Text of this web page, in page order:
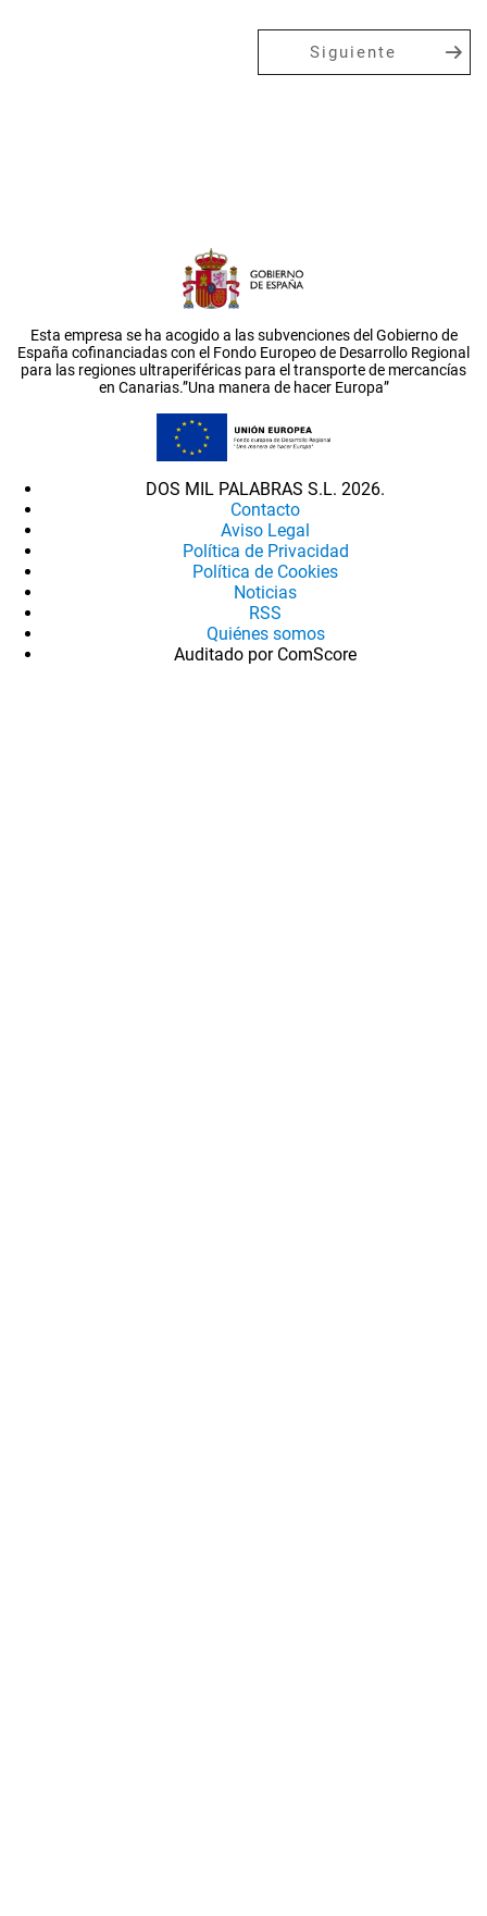
Siguiente
Esta empresa se ha acogido a las subvenciones del Gobierno de
España cofinanciadas con el Fondo Europeo de Desarrollo Regional
para las regiones ultraperiféricas para el transporte de mercancías
en Canarias.”Una manera de hacer Europa”
DOS MIL PALABRAS S.L. 2026.
Contacto
Aviso Legal
Política de Privacidad
Política de Cookies
Noticias
RSS
Quiénes somos
Auditado por ComScore